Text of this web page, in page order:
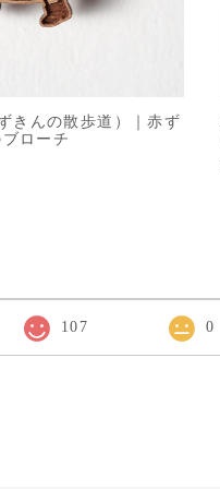
きんの散歩道）｜赤ず
ローチ
107 0